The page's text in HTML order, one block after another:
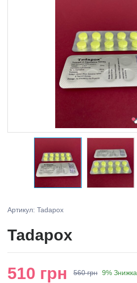
Артикул: Tadapox
Tadapox
510 грн 560 грн 9% Знижка